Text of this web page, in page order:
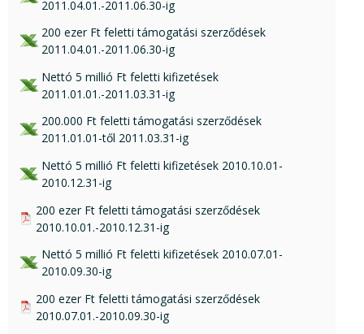
2011.04.01.-2011.06.30-ig
xls csatolmány:
200 ezer Ft feletti támogatási szerződések
2011.04.01.-2011.06.30-ig
xls csatolmány:
Nettó 5 millió Ft feletti kifizetések
2011.01.01.-2011.03.31-ig
xls csatolmány:
200.000 Ft feletti támogatási szerződések
2011.01.01-től 2011.03.31-ig
xls csatolmány:
Nettó 5 millió Ft feletti kifizetések 2010.10.01-
2010.12.31-ig
pdf csatolmány:
200 ezer Ft feletti támogatási szerződések
2010.10.01.-2010.12.31-ig
xls csatolmány:
Nettó 5 millió Ft feletti kifizetések 2010.07.01-
2010.09.30-ig
pdf csatolmány:
200 ezer Ft feletti támogatási szerződések
2010.07.01.-2010.09.30-ig